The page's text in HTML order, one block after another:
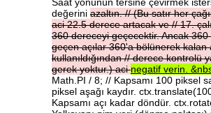
Saat yönünün tersine çevirmek
değerini azaltın.//(Busatırher
aci22.5dereceartacakve//17.
360dereceyigeçecektir.Ancak360
geçenaçılar360'abölünerekkalan
kullanıldığından//derecekontrolü
gerekyoktur.)acinegatif verin.
Math.PI / 8; // Kapsamı 100 piksel
piksel aşağı kaydır.
Kapsamı açı kadar döndür.